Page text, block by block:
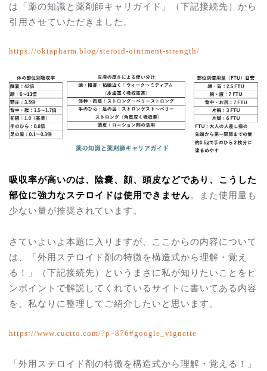
は「薬の知識と薬剤師キャリガイド」（下記接続先）から
引用させていただきました。
https://oktapharm.blog/steroid-ointment-strength/
吸収率が高いのは、陰嚢、顔、頭皮などであり、こうした
部位に強力なステロイドは使用できません。また使用量も
少ない量が推奨されています。
さていよいよ本題に入りますが、ここからの内容について
は、「外用ステロイド剤の特徴を構造式から理解・覚え
る！」（下記接続先） というまさに私が知りたいことをピ
ンポイントで解説してくれているサイトに書いてある内容
を、私なりに整理してご紹介したいと思います。
https://www.cuctto.com/?p=876#google_vignette
「外用ステロイド剤の特徴を構造式から理解・覚える！」